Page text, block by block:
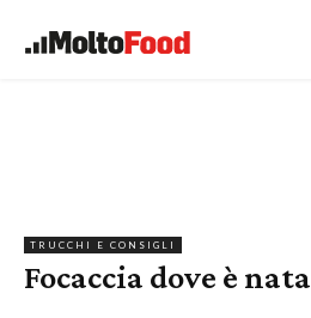
TRUCCHI E CONSIGLI
Focaccia dove è nata